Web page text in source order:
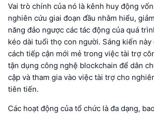
Vai trò chính của nó là kênh huy động
nghiên cứu giai đoạn đầu nhằm hiểu,
năng đảo ngược các tác động của quá
kéo dài tuổi thọ con người. Sáng kiến
cách tiếp cận mới mẻ trong việc tài trợ
tận dụng công nghệ blockchain để dân
cập và tham gia vào việc tài trợ cho
tiên tiến.
Các hoạt động của tổ chức là đa dạng,